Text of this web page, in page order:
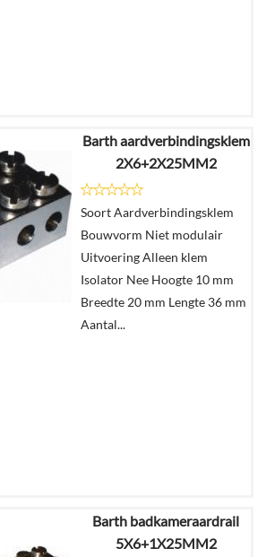
€46,73
€28,78
Details
In
winkelmand
Barth aardverbindingsklem
2X6+2X25MM2
Soort Aardverbindingsklem
Bouwvorm Niet modulair
Uitvoering Alleen klem
Isolator Nee Hoogte 10 mm
Breedte 20 mm Lengte 36 mm
Aantal...
€9,06
€5,59
Barth badkameraardrail
5X6+1X25MM2